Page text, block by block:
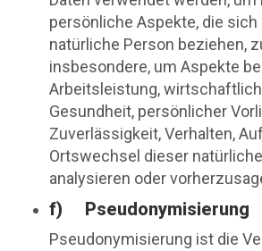
persönliche Aspekte, die sich
natürliche Person beziehen,
insbesondere, um Aspekte
Arbeitsleistung,
Gesundheit, persönlicher
Zuverlässigkeit, Verhalten,
Ortswechsel dieser
analysieren oder
f) Pseudonymisierung
Pseudonymisierung ist die